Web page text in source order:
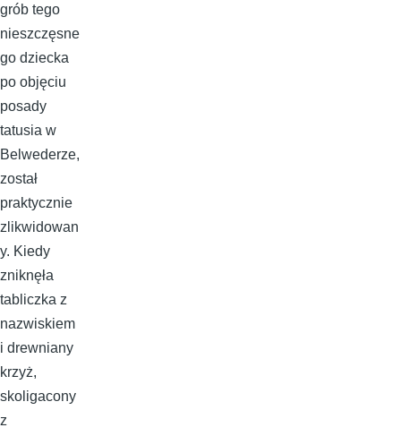
grób tego
nieszczęsne
go dziecka
po objęciu
posady
tatusia w
Belwederze,
został
praktycznie
zlikwidowan
y. Kiedy
zniknęła
tabliczka z
nazwiskiem
i drewniany
krzyż,
skoligacony
z